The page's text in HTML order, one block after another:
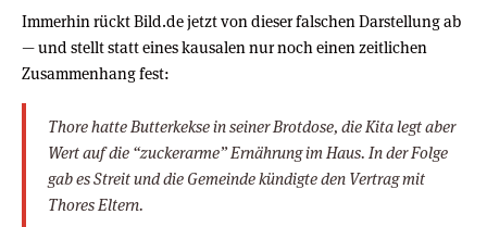
Immerhin rückt Bild.de jetzt von dieser falschen Darstellung ab
— und stellt statt eines kausalen nur noch einen zeitlichen
Zusammenhang fest:
Thore hatte Butterkekse in seiner Brotdose, die Kita legt aber
Wert auf die “zuckerarme” Ernährung im Haus. In der Folge
gab es Streit und die Gemeinde kündigte den Vertrag mit
Thores Eltern.